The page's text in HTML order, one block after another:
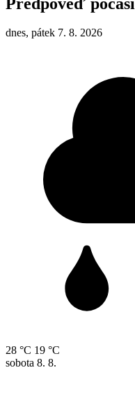
dnes, pátek 7. 8. 2026
28 °C 19 °C
sobota 8. 8.